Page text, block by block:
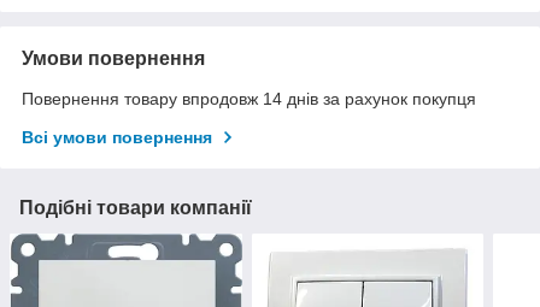
Умови повернення
Повернення товару впродовж 14 днів за рахунок покупця
Всі умови повернення
Подібні товари компанії